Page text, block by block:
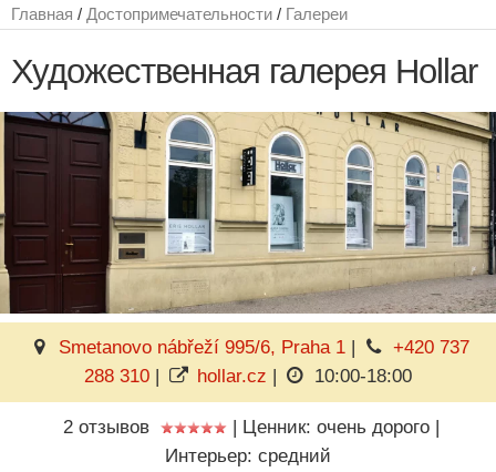
Главная / Достопримечательности / Галереи
Художественная галерея Hollar
Smetanovo nábřeží 995/6, Praha 1 |
+420 737
288 310 | hollar.cz | 10:00-18:00
2 отзывов | Ценник: очень дорого |
Интерьер: средний